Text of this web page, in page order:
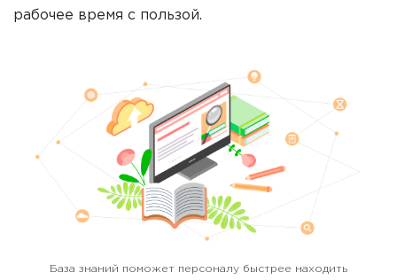
рабочее время с пользой.
База знаний поможет персоналу быстрее находить